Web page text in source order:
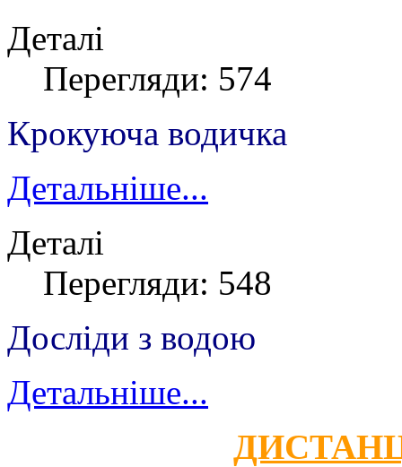
Деталі
Перегляди: 574
Крокуюча водичка
Детальніше...
Деталі
Перегляди: 548
Досліди з водою
Детальніше...